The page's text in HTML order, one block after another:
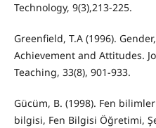
Technology, 9(3),213-225.
Greenfield, T.A (1996).
Achievement and Attitudes.
Teaching, 33(8), 901-933.
Gücüm, B. (1998). Fen
bilgisi, Fen Bilgisi Öğretimi,